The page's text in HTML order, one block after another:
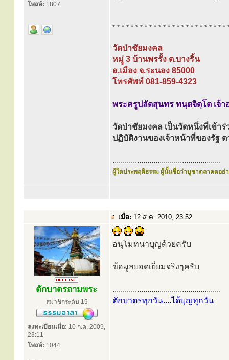
โพสต์: 1807
* * * * * * * * * * * * * * * * * * * * * * * * *
วัดป่าชัยมงคล
หมู่ 3 บ้านพรรั้ง ต.บางริ้น
อ.เมือง จ.ระนอง 85000
โทรศัพท์ 081-859-4323
พระครูปลัดสุนทร ทนฺตจิตฺโต เจ้า
วัดป่าชัยมงคล เป็นวัดหนึ่งที่เข้า
ปฏิบัติงานของเจ้าหน้าที่ของรัฐ
.....................................................
ผู้ใดประพฤติธรรม ผู้นั้นชื่อว่าบูชาตถาคตอย่า
เมื่อ: 12 ส.ค. 2010, 23:52
ตักบาตรถามพระ
สมาชิกระดับ 19
ลงทะเบียนเมื่อ: 10 ก.ค. 2009,
23:11
โพสต์: 1044
อนุโมทนาบุญด้วยครับ
ข้อมูลยอดเยี่ยมจริงๆครับ
.....................................................
ตักบาตรทุกวัน....ได้บุญทุกวัน